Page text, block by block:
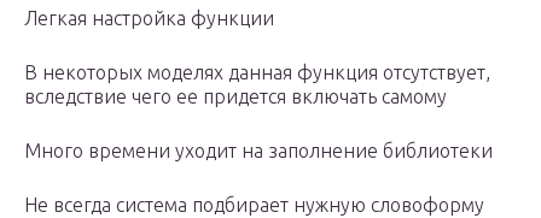
Легкая настройка функции
В некоторых моделях данная функция отсутствует,
вследствие чего ее придется включать самому
Много времени уходит на заполнение библиотеки
Не всегда система подбирает нужную словоформу